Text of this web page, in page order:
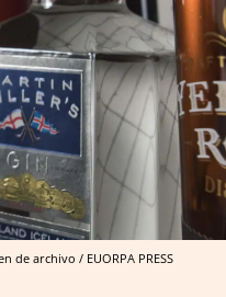
de archivo / EUORPA PRESS